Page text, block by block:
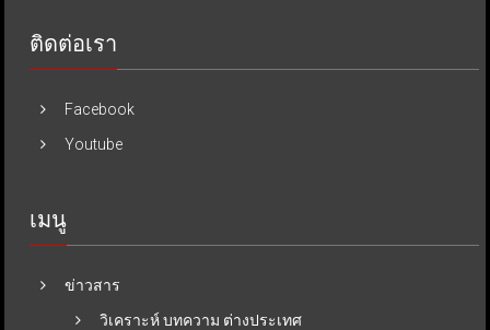
ติดต่อเรา
Facebook
Youtube
เมนู
ข่าวสาร
วิเคราะห์ บทความ ต่างประเทศ